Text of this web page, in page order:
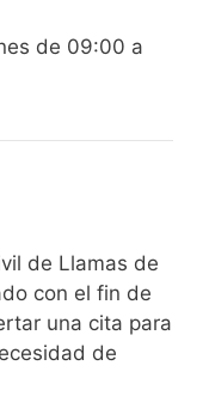
de 09:00 a
de Llamas de
con el fin de
una cita para
de